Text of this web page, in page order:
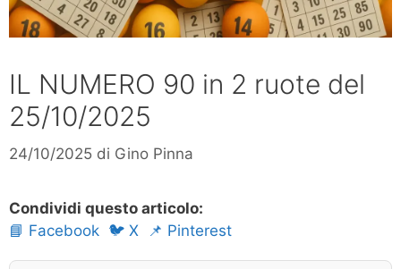
IL NUMERO 90 in 2 ruote del
25/10/2025
24/10/2025 di Gino Pinna
Condividi questo articolo:
📘 Facebook 🐦 X 📌 Pinterest